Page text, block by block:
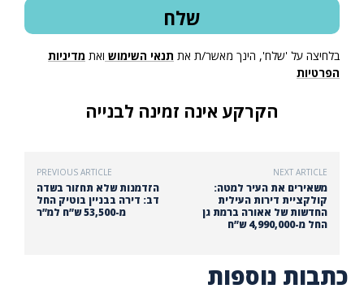
בלחיצה על 'שלח', הינך מאשר/ת את תנאי השימוש ואת מדיניות
הפרטיות
הקרקע אינה זמינה לבנייה
PREVIOUS ARTICLE
הזדמנות שלא תחזור בשדה
דב: דירה בבניין בוטיק החל
מ-53,500 ש”ח למ”ר
NEXT ARTICLE
משאירים את העיר למטה:
קולקציית דירות העילית
החדשות של אאורה ברמת גן
החל מ-4,990,000 ש”ח
כתבות נוספות